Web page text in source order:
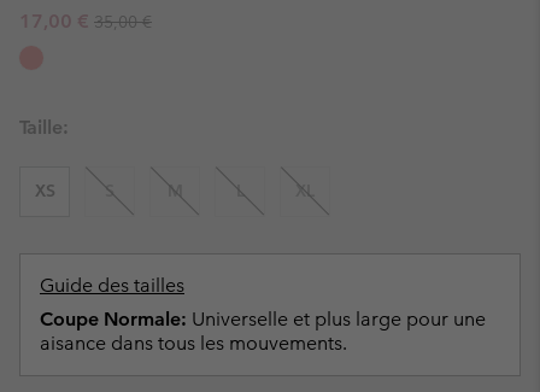
Sale price:
17,00 € Regular price:
35,00 €
Taille:
XS S M L XL
Guide des tailles
Coupe Normale: Universelle et plus large pour une
aisance dans tous les mouvements.